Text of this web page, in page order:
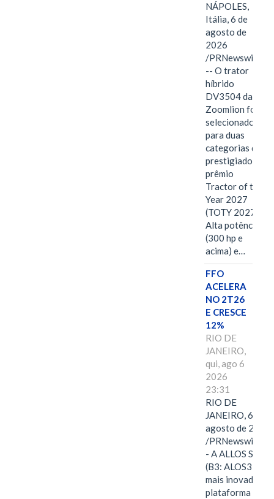
NÁPOLES,
Itália, 6 de
agosto de
2026
/PRNewswire/
-- O trator
híbrido
DV3504 da
Zoomlion foi
selecionado
para duas
categorias do
prestigiado
prêmio
Tractor of the
Year 2027
(TOTY 2027:
Alta potência
(300 hp e
acima) e…
FFO
ACELERA
NO 2T26
E CRESCE
12%
RIO DE
JANEIRO,
qui, ago 6
2026
23:31
RIO DE
JANEIRO, 6 de
agosto de 2026
/PRNewswire/ -
- A ALLOS S.A.
(B3: ALOS3), a
mais inovadora
plataforma de